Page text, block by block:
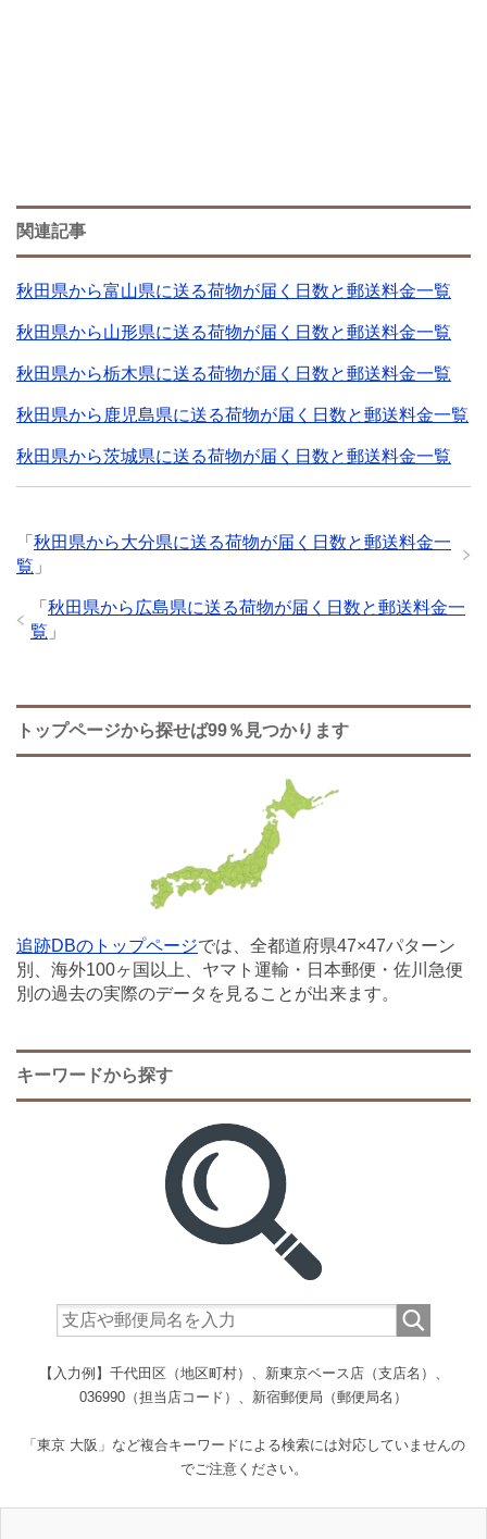
関連記事
秋田県から富山県に送る荷物が届く日数と郵送料金一覧
秋田県から山形県に送る荷物が届く日数と郵送料金一覧
秋田県から栃木県に送る荷物が届く日数と郵送料金一覧
秋田県から鹿児島県に送る荷物が届く日数と郵送料金一覧
秋田県から茨城県に送る荷物が届く日数と郵送料金一覧
「 秋田県から大分県に送る荷物が届く日数と郵送料金一
覧 」
「 秋田県から広島県に送る荷物が届く日数と郵送料金一
覧 」
トップページから探せば99％見つかります
追跡DBのトップページでは、全都道府県47×47パターン
別、海外100ヶ国以上、ヤマト運輸・日本郵便・佐川急便
別の過去の実際のデータを見ることが出来ます。
キーワードから探す
【入力例】千代田区（地区町村）、新東京ベース店（支店名）、
036990（担当店コード）、新宿郵便局（郵便局名）
「東京 大阪」など複合キーワードによる検索には対応していませんの
でご注意ください。